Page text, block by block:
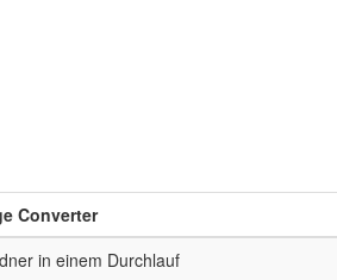
Converter
in einem Durchlauf